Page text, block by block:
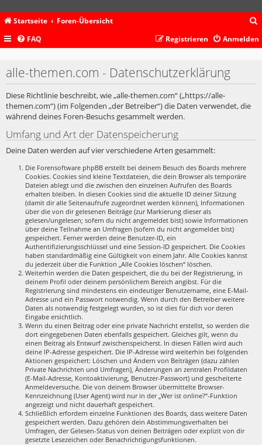
Startseite Foren-Übersicht
c
FAQ Anmelden
Registrieren
alle-themen.com - Datenschutzerklärung
Diese Richtlinie beschreibt, wie „alle-themen.com“ („https://alle-
themen.com“) (im Folgenden „der Betreiber“) die Daten verwendet, die
während deines Foren-Besuchs gesammelt werden.
Umfang und Art der Datenspeicherung
Deine Daten werden auf vier verschiedene Arten gesammelt:
Die Forensoftware phpBB erstellt bei deinem Besuch des Boards mehrere
Cookies. Cookies sind kleine Textdateien, die dein Browser als temporäre
Dateien ablegt und die zwischen den einzelnen Aufrufen des Boards
erhalten bleiben. In diesen Cookies sind die aktuelle ID deiner Sitzung
(damit dir alle Seitenaufrufe zugeordnet werden können), Informationen
über die von dir gelesenen Beiträge (zur Markierung dieser als
gelesen/ungelesen; sofern du nicht angemeldet bist) sowie Informationen
über deine Teilnahme an Umfragen (sofern du nicht angemeldet bist)
gespeichert. Ferner werden deine Benutzer-ID, ein
Authentifizierungsschlüssel und eine Session-ID gespeichert. Die Cookies
haben standardmäßig eine Gültigkeit von einem Jahr. Alle Cookies kannst
du jederzeit über die Funktion „Alle Cookies löschen“ löschen.
Weiterhin werden die Daten gespeichert, die du bei der Registrierung, in
deinem Profil oder deinem persönlichem Bereich angibst. Für die
Registrierung sind mindestens ein eindeutiger Benutzername, eine E-Mail-
Adresse und ein Passwort notwendig. Wenn durch den Betreiber weitere
Daten als notwendig festgelegt wurden, so ist dies für dich vor deren
Eingabe ersichtlich.
Wenn du einen Beitrag oder eine private Nachricht erstellst, so werden die
dort eingegebenen Daten ebenfalls gespeichert. Gleiches gilt, wenn du
einen Beitrag als Entwurf zwischenspeicherst. In diesen Fällen wird auch
deine IP-Adresse gespeichert. Die IP-Adresse wird weiterhin bei folgenden
Aktionen gespeichert: Löschen und Ändern von Beiträgen (dazu zählen
Private Nachrichten und Umfragen), Änderungen an zentralen Profildaten
(E-Mail-Adresse, Kontoaktivierung, Benutzer-Passwort) und gescheiterte
Anmeldeversuche. Die von deinem Browser übermittelte Browser-
Kennzeichnung (User Agent) wird nur in der „Wer ist online?“-Funktion
angezeigt und nicht dauerhaft gespeichert.
Schließlich erfordern einzelne Funktionen des Boards, dass weitere Daten
gespeichert werden. Dazu gehören dein Abstimmungsverhalten bei
Umfragen, der Gelesen-Status von deinen Beiträgen oder explizit von dir
gesetzte Lesezeichen oder Benachrichtigungsfunktionen.